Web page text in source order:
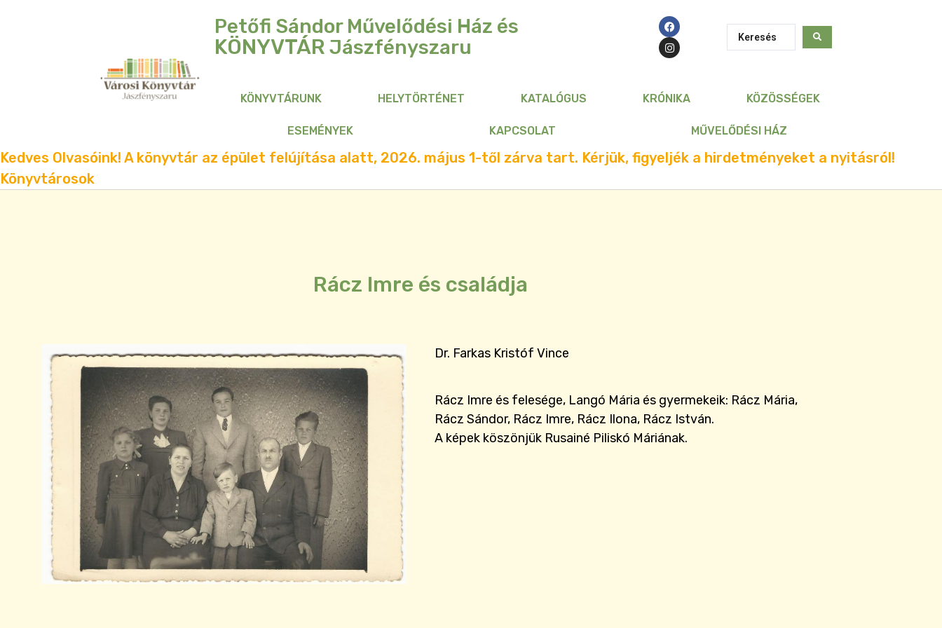
Petőfi Sándor Művelődési Ház és
KÖNYVTÁR Jászfényszaru
KÖNYVTÁRUNK HELYTÖRTÉNET KATALÓGUS KRÓNIKA KÖZÖSSÉGEK
ESEMÉNYEK KAPCSOLAT MŰVELŐDÉSI HÁZ
Kedves Olvasóink! A könyvtár az épület felújítása alatt, 2026. május 1-től zárva tart. Kérjük, figyeljék a hirdetményeket a nyitásról!
Könyvtárosok
Rácz Imre és családja
Dr. Farkas Kristóf Vince
Rácz Imre és felesége, Langó Mária és gyermekeik: Rácz Mária,
Rácz Sándor, Rácz Imre, Rácz Ilona, Rácz István.
A képek köszönjük Rusainé Piliskó Máriának.